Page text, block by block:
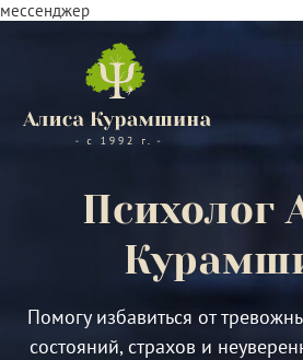
мессенджер
Психолог
Помогу избавиться от
состояний, страхов и